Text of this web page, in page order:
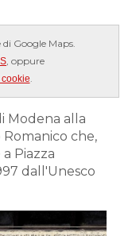
Google Maps.
, oppure
.
Modena alla
che,
Piazza
dall'Unesco